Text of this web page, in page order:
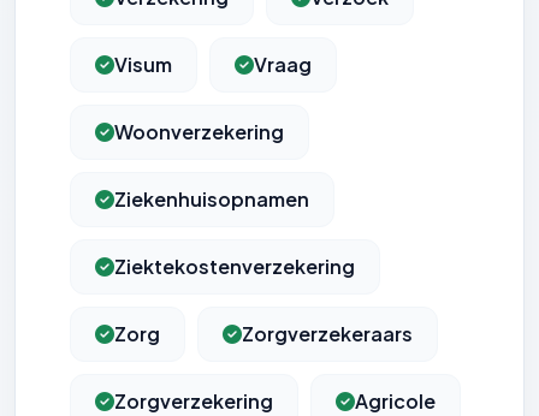
Visum Vraag
Woonverzekering
Ziekenhuisopnamen
Ziektekostenverzekering
Zorg Zorgverzekeraars
Zorgverzekering Agricole